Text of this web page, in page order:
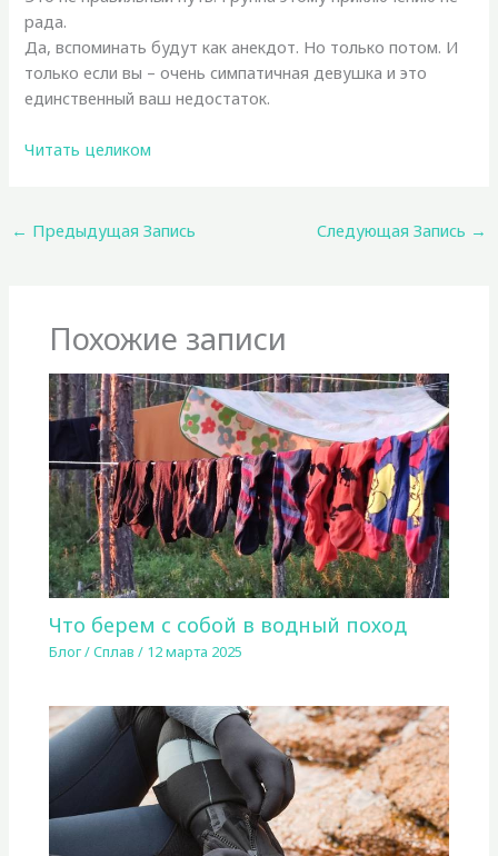
рада.
Да, вспоминать будут как анекдот. Но только потом. И
только если вы – очень симпатичная девушка и это
единственный ваш недостаток.
Читать целиком
← Предыдущая Запись Следующая Запись →
Похожие записи
Что берем с собой в водный поход
Блог/Сплав / 12 марта 2025